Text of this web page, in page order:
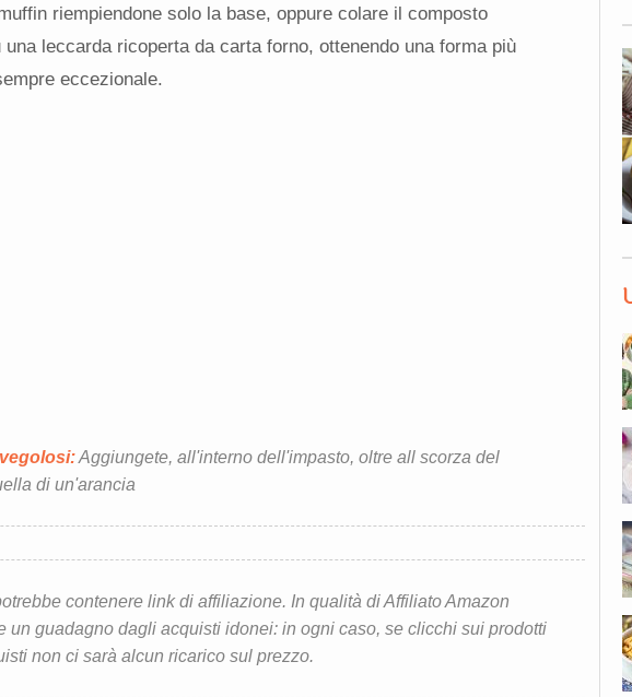
riempiendone solo la base, oppure colare il composto
leccarda ricoperta da carta forno, ottenendo una forma più
eccezionale.
Aggiungete, all'interno dell'impasto, oltre all scorza del
di un'arancia
contenere link di affiliazione. In qualità di Affiliato Amazon
un guadagno dagli acquisti idonei: in ogni caso, se clicchi sui prodotti
non ci sarà alcun ricarico sul prezzo.